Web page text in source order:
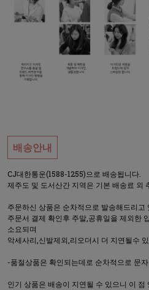
배송안내
CJ대한통운(1588-1255)으로 배송됩니다.
제주도 및 도서산간 지역은 기본 배송료 외
주문하신 상품은 순차적으로 발송해드리고
주문서 결제 확인후 주말,공휴일을 제외한
소요되며
악세사리,신발제외,리오더시 더 지연될수
-품절상품은 확인되는데로 순차적으로 문
인기 상품은 배송이 지연될 수 있으니 이 점